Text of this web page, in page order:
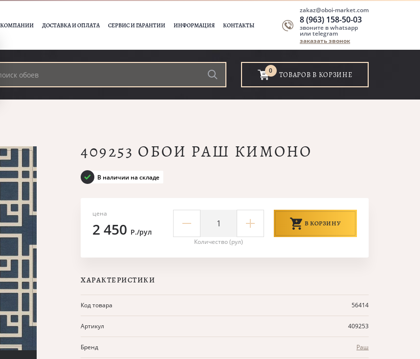
ДОСТАВКА И ОПЛАТА СЕРВИС И ГАРАНТИИ ИНФОРМАЦИЯ КОНТАКТЫ
zakaz@oboi-market.com
8 (963) 158-50-03
звоните в whatsapp
или telegram
заказать звонок
0 ТОВАРОВ В КОРЗИНЕ
409253 ОБОИ РАШ КИМОНО
В наличии на складе
цена
2 450 Р./рул
Количество (рул)
В КОРЗИНУ
ХАРАКТЕРИСТИКИ
Код товара 56414
Артикул 409253
Бренд Раш